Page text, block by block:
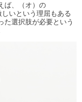
ば、（オ）の
いという理屈もある
た選択肢が必要という